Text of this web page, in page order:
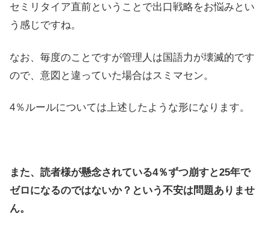
セミリタイア直前ということで出口戦略をお悩みとい
う感じですね。
なお、毎度のことですが管理人は国語力が壊滅的です
ので、意図と違っていた場合はスミマセン。
4％ルールについては上述したような形になります。
また、読者様が懸念されている4％ずつ崩すと25年で
ゼロになるのではないか？という不安は問題ありませ
ん。